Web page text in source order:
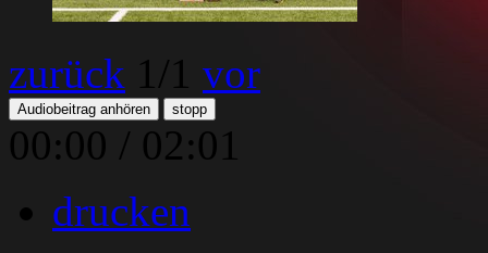
zurück 1 /1 vor
Audiobeitrag anhören stopp
00:00 / 02:01
drucken